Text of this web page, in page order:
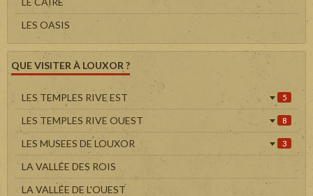
LES OASIS
QUE VISITER À LOUXOR ?
LES TEMPLES RIVE EST 5
LES TEMPLES RIVE OUEST 8
LES MUSEES DE LOUXOR 3
LA VALLÉE DES ROIS
LA VALLÉE DE L'OUEST